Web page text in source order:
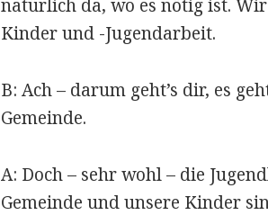
natürlich da, wo es nötig ist.
Kinder und -Jugendarbeit.
B: Ach – darum geht’s dir, es
Gemeinde.
A: Doch – sehr wohl – die
Gemeinde und unsere Kinder